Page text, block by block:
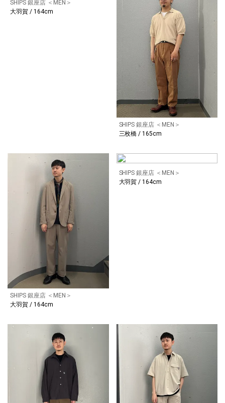
SHIPS 銀座店 ＜MEN＞
大羽賀 / 164cm
SHIPS 銀座店 ＜MEN＞
三枚橋 / 165cm
SHIPS 銀座店 ＜MEN＞
大羽賀 / 164cm
SHIPS 銀座店 ＜MEN＞
大羽賀 / 164cm